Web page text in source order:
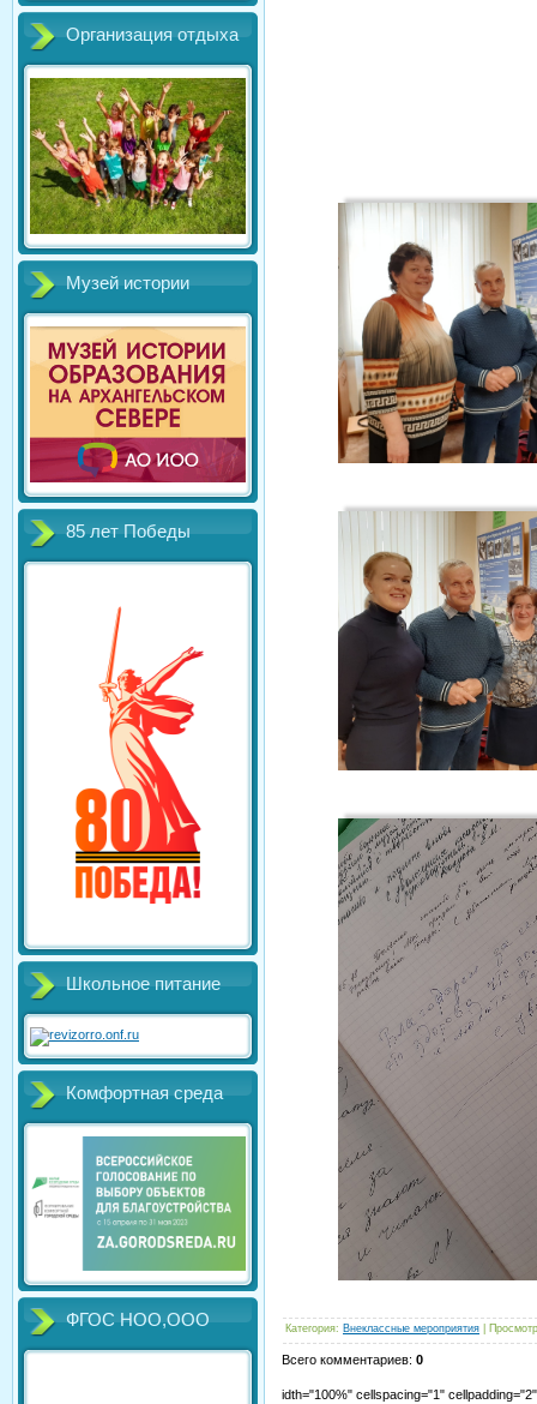
Организация отдыха
Музей истории
85 лет Победы
Школьное питание
Комфортная среда
ФГОС НОО,ООО Категория: Внеклассные мероприятия
Всего комментариев: 0
idth="100%" cellspacing="1"